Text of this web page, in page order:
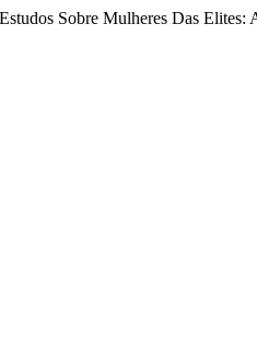
Sobre Mulheres Das